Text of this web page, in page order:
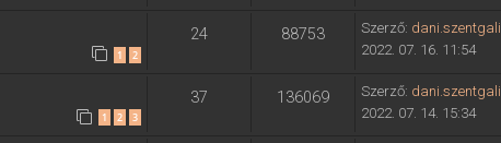
1 2
24 88753 Szerző: dani.szentgali
2022. 07. 16. 11:54
1 2 3
37 136069 Szerző: dani.szentgali
2022. 07. 14. 15:34